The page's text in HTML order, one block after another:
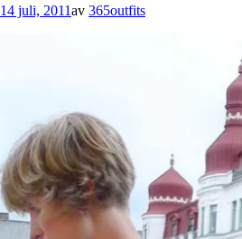
14 juli, 2011av 365outfits